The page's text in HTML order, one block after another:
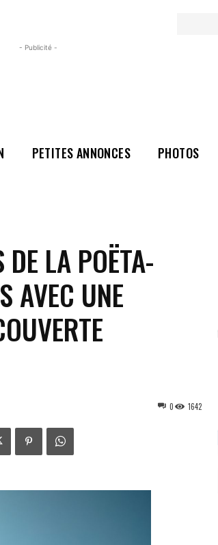
- Publicité -
PETITES ANNONCES PHOTOS
DE LA POËTA-
AVEC UNE
1642
0